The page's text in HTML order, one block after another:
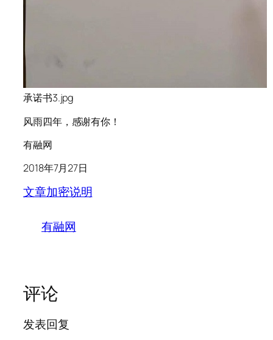
承诺书3.jpg
风雨四年，感谢有你！
有融网
2018年7月27日
文章加密说明
有融网
评论
发表回复